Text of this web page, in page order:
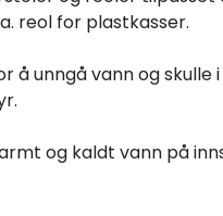
reol for plastkasser.
unngå vann og
og kaldt vann på